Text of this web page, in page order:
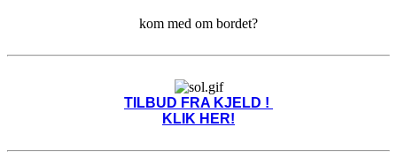
kom med om bordet?
TILBUD FRA KJELD !
KLIK HER!